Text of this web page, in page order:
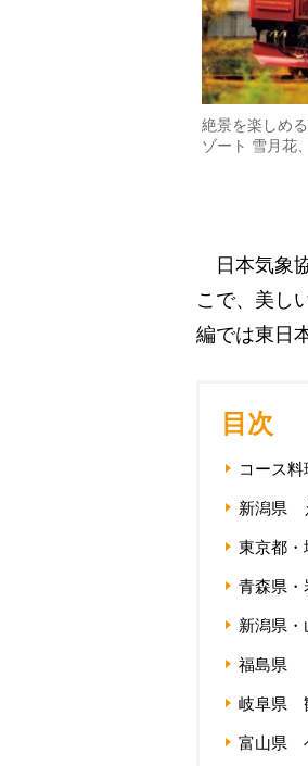
絶景を楽しめ
ゾート 雪月花
日本気象
こで、美し
編では東日
目次
コース
新潟県
東京都
青森県
新潟県
福島県
岐阜県
富山県